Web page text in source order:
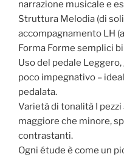
narrazione musicale e
Struttura Melodia (di
accompagnamento LH
Forma Forme semplici
Uso del pedale
poco impegnativo –
pedalata.
Varietà di tonalità I
maggiore che minore,
contrastanti.
Ogni étude è come un